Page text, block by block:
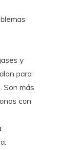
y
para
Son más
con